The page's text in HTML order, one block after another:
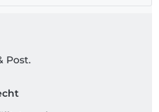
Post.